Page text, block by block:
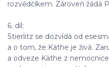
rozvědčíkem. Zároveň žádá
6. díl:
Stierlitz se dozvídá od
a o tom, že Käthe je živá.
a odveze Käthe z